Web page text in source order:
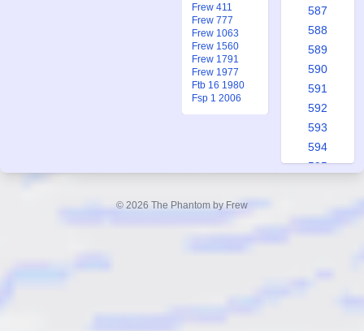
Frew 411
Frew 777
Frew 1063
Frew 1560
Frew 1791
Frew 1977
Ftb 16 1980
Fsp 1 2006
587
588
589
590
591
592
593
594
595
© 2026 The Phantom by Frew